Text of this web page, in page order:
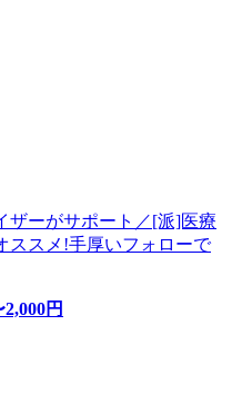
ザーがサポート／[派]医療
ススメ!手厚いフォローで
2,000円